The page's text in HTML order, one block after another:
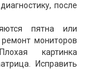
после
пятна или
мониторов
картинка
Исправить